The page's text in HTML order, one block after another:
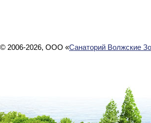
© 2006-2026, ООО «Санаторий Волжские